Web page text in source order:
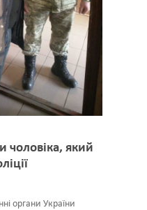
чоловіка, який
органи України